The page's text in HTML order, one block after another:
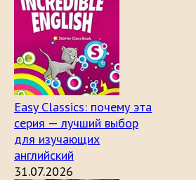
Easy Classics: почему эта
серия — лучший выбор
для изучающих
английский
31.07.2026